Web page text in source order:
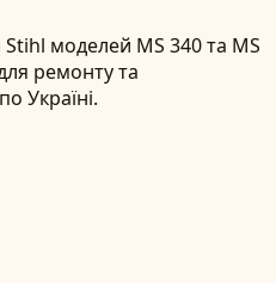
моделей MS 340 та MS
ремонту та
Україні.